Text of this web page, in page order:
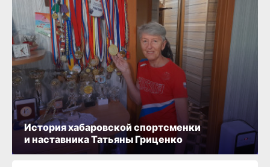
История хабаровской спортсменки
и наставника Татьяны Гриценко